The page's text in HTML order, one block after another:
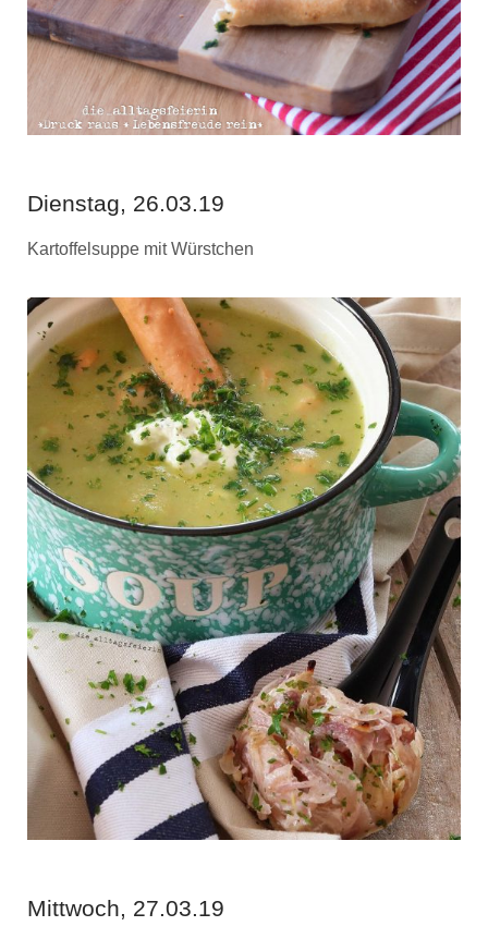
Dienstag, 26.03.19
Kartoffelsuppe mit Würstchen
Mittwoch, 27.03.19